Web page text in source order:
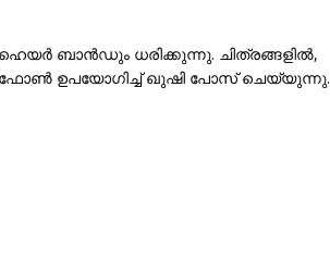
ബാൻഡും ധരിക്കുന്നു. ചിത്രങ്ങളിൽ,
ഉപയോഗിച്ച് ഖുഷി പോസ് ചെയ്യുന്നു.